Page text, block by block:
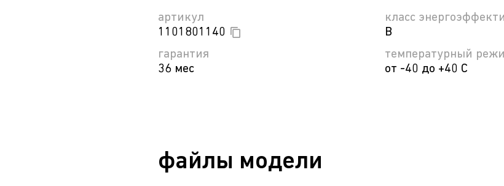
артикул
1101801140
гарантия
36 мес
класс
B
температурный
от -40 до +40 С
файлы модели